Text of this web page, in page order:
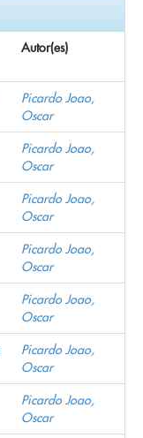
Autor(es)
Picardo Joao,
Oscar
Picardo Joao,
Oscar
Picardo Joao,
Oscar
Picardo Joao,
Oscar
Picardo Joao,
Oscar
Picardo Joao,
Oscar
Picardo Joao,
Oscar